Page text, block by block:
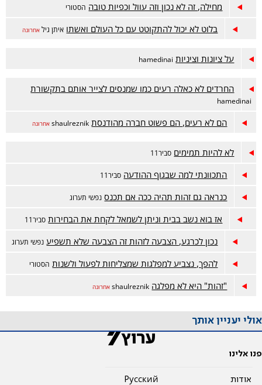
מחילה, זה לא נכון וזה עוול וכפיות טובה הסטורי
בלוט לא יכול להתקוטט עם כל העולם ואשתו איתן גיל אחרונה
על ציונות וציניות hamedinai
החרדים לא כאלה רעים כמו שמנסים לצייר אותם בתקשורת
hamedinai
הם לא רעים, הם פשוט חברה מהודנסת shaulreznik אחרונה
לא להיות תמימים סביר11
התכוונתי למה שבגוף ההודעה סביר11
כנראה גם זהות תהיה ככה אם תכנס נפשי תערוג
אז בוא נשב בבית וניתן לשמאל לקחת את הבחירות סביר11
נכון לכרגע, הצבעה לזהות זה הצבעה שלא תשפיע נפשי תערוג
להפך, נצביע למפלגות שמצליחות לפעול ולשנות הסטורי
"זהות" היא לא מפלגה shaulreznik אחרונה
אולי יעניין אותך
פנו אלינו
אודות
Pусский